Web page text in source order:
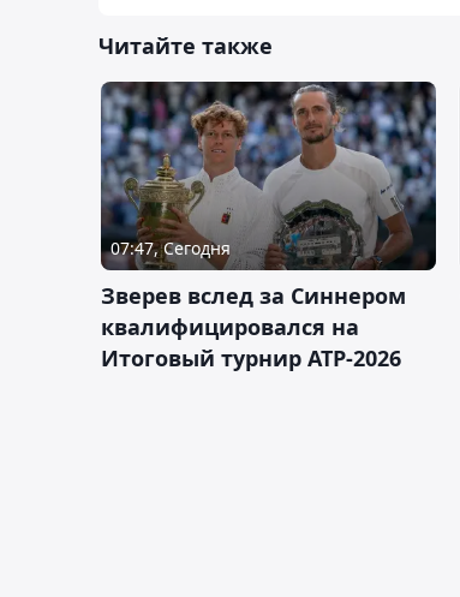
Читайте также
07:47, Сегодня
Зверев вслед за Синнером
квалифицировался на
Итоговый турнир ATP-2026